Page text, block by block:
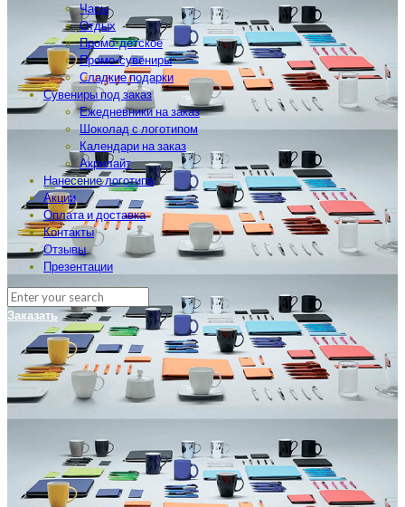
Часы
Отдых
Промо-детское
Промо-сувениры
Сладкие подарки
Сувениры под заказ
Ежедневники на заказ
Шоколад с логотипом
Календари на заказ
Акрилайт
Нанесение логотипа
Акции
Оплата и доставка
Контакты
Отзывы
Презентации
Заказать